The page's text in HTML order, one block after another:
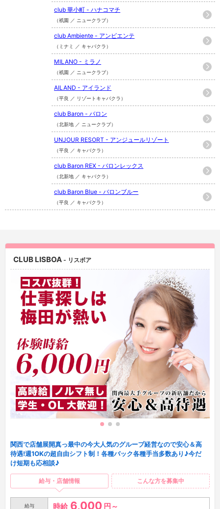
club 華小町 - ハナコマチ
（祇園 ／ ニュークラブ）
club Ambiente - アンビエンテ
（ミナミ ／ キャバクラ）
MILANO - ミラノ
（祇園 ／ ニュークラブ）
AILAND - アイランド
（平良 ／ リゾートキャバクラ）
club Baron - バロン
（北新地 ／ ニュークラブ）
UNJOUR RESORT - アンジュールリゾート
（平良 ／ キャバクラ）
club Baron REX - バロンレックス
（北新地 ／ キャバクラ）
club Baron Blue - バロンブルー
（平良 ／ キャバクラ）
CLUB LISBOA - リスボア
関西で店舗展開真っ最中の今大人気のグループ経営なので安心＆高
待遇!週1OKの超自由シフト制！各種バック各種手当多数あり♪今だ
け短期も応相談♪
給与・店舗情報 こんな方を募集中
給与 時給 6,000 円～